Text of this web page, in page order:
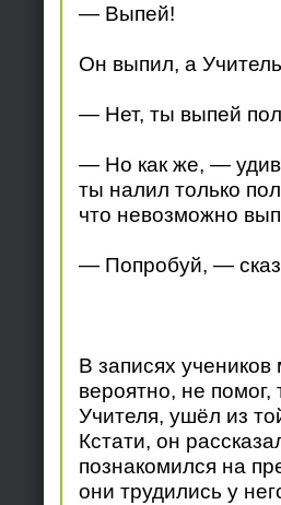
— Выпей!
Он выпил, а
— Нет, ты выпей
— Но как же, —
ты налил только
что невозможно
— Попробуй, —
В записях
вероятно, не помог,
Учителя, ушёл из
Кстати, он
познакомился на
они трудились у